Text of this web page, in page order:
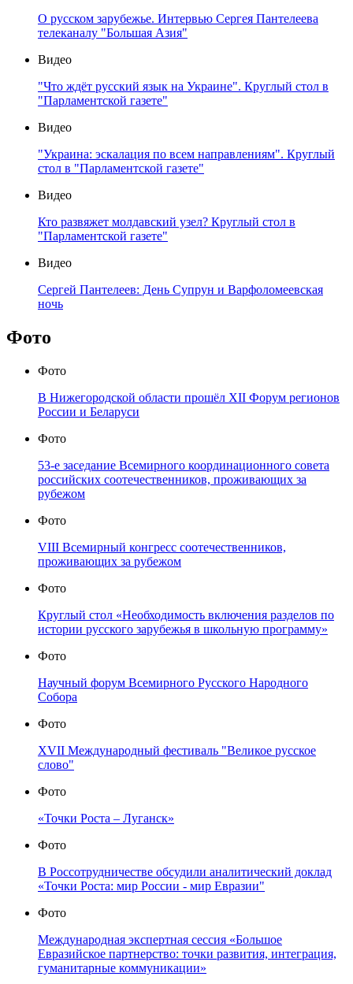
О русском зарубежье. Интервью Сергея Пантелеева
телеканалу "Большая Азия"
Видео
"Что ждёт русский язык на Украине". Круглый стол в
"Парламентской газете"
Видео
"Украина: эскалация по всем направлениям". Круглый
стол в "Парламентской газете"
Видео
Кто развяжет молдавский узел? Круглый стол в
"Парламентской газете"
Видео
Сергей Пантелеев: День Супрун и Варфоломеевская
ночь
Фото
Фото
В Нижегородской области прошёл XII Форум регионов
России и Беларуси
Фото
53-е заседание Всемирного координационного совета
российских соотечественников, проживающих за
рубежом
Фото
VIII Всемирный конгресс соотечественников,
проживающих за рубежом
Фото
Круглый стол «Необходимость включения разделов по
истории русского зарубежья в школьную программу»
Фото
Научный форум Всемирного Русского Народного
Собора
Фото
XVII Международный фестиваль "Великое русское
слово"
Фото
«Точки Роста – Луганск»
Фото
В Россотрудничестве обсудили аналитический доклад
«Точки Роста: мир России - мир Евразии"
Фото
Международная экспертная сессия «Большое
Евразийское партнерство: точки развития, интеграция,
гуманитарные коммуникации»